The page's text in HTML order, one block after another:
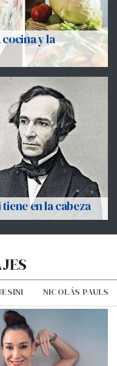
y la
en la cabeza
NICOLÁS PAULS